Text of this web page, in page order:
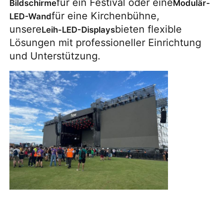
VR Show
Über uns
Werksbesichtigung
Qualitätskontrolle
Kontakt
Nachrichten
Bildschirme
Modulär-
LED-Wandfür eine Kirchenbühne,
unsereLeih-LED-Displaysbieten flexible
Lösungen mit professioneller Einrichtung
und Unterstützung.